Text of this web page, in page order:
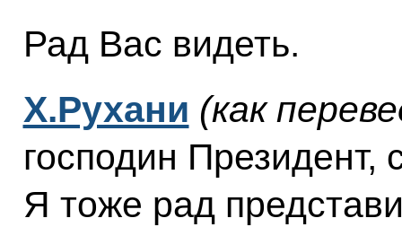
Рад Вас видеть.
Х.Рухани (как
господин
Я тоже рад